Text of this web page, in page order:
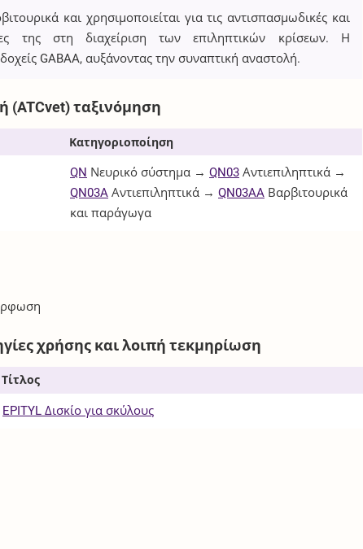
και χρησιμοποιείται για τις αντισπασμωδικές και
της στη διαχείριση των επιληπτικών κρίσεων. Η
GABAA, αυξάνοντας την συναπτική αναστολή.
(ATCvet) ταξινόμηση
Κατηγοριοποίηση
QN Νευρικό σύστημα → QN03 Αντιεπιληπτικά →
QN03A Αντιεπιληπτικά → QN03AA Βαρβιτουρικά
και παράγωγα
χρήσης και λοιπή τεκμηρίωση
Τίτλος
EPITYL Δισκίο για σκύλους